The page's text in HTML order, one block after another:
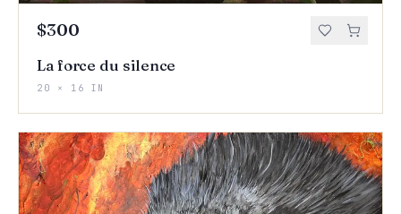
$300
La force du silence
20 × 16 IN